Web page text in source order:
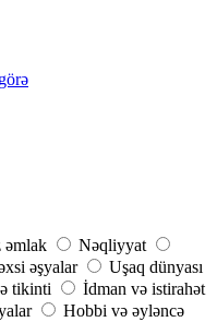
əmlak
Nəqliyyat
əşyalar
Uşaq dünyası
tikinti
İdman və istirahət
Hobbi və əyləncə